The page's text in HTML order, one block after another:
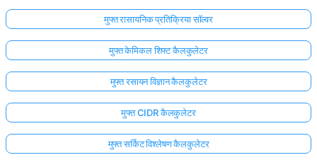
मुफ्त रासायनिक प्रतिक्रिया सॉल्वर
मुफ्त केमिकल शिफ्ट कैलकुलेटर
मुफ्त रसायन विज्ञान कैलकुलेटर
मुफ्त CIDR कैलकुलेटर
मुफ्त सर्किट विश्लेषण कैलकुलेटर